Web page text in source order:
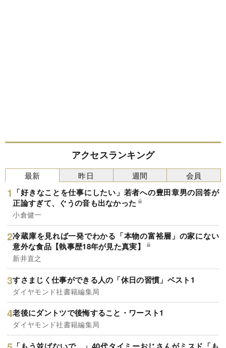
アクセスランキング
最新
「好きなことを仕事にしたい」若者への豊田章男の回答が
正論すぎて、ぐうの音も出なかった
小倉健一
冷蔵庫を見れば一発でわかる「本物の富裕層」の家にない
意外な食品【執事歴18年が見た真実】
新井直之
すさまじく仕事ができる人の「休日の習慣」ベスト1
ダイヤモンド社書籍編集局
老後にダントツで後悔すること・ワースト1
ダイヤモンド社書籍編集局
昨日 週間 会員